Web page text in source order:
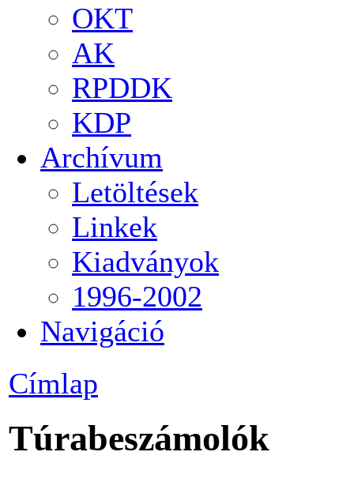
OKT
AK
RPDDK
KDP
Archívum
Letöltések
Linkek
Kiadványok
1996-2002
Navigáció
Címlap
Túrabeszámolók